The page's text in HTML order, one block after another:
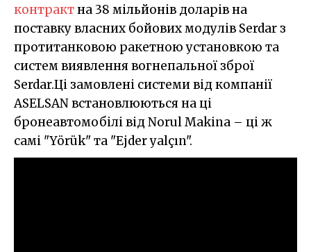
контрактна 38 мільйонів доларів на
поставку власних бойових модулів Serdar з
протитанковою ракетною установкою та
систем виявлення вогнепальної зброї
Serdar.Ці замовлені системи від компанії
ASELSAN встановлюються на ці
бронеавтомобілі від Norul Makina – ці ж
самі "Yörük" та "Ejder yalçın".